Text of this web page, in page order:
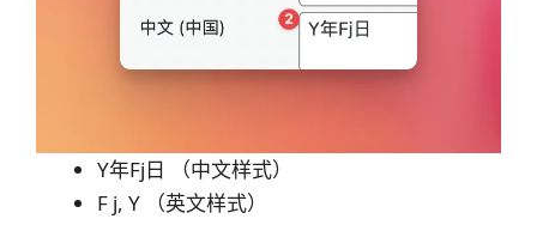
Y年Fj日 （中文样式）
F j, Y （英文样式）